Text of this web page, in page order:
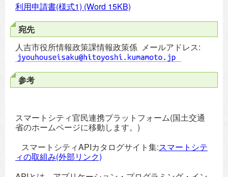
利用申請書(様式1) (Word 15KB)
宛先
人吉市役所情報政策課情報政策係 メールアドレス:
参考
スマートシティ官民連携プラットフォーム(国土交通
省のホームページに移動します。)
スマートシティAPIカタログサイト集:スマートシテ
ィの取組み(外部リンク)